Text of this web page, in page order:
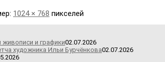
1024 × 768 пикселей
и графики02.07.2026
художника Ильи Бурчёнкова02.07.2026